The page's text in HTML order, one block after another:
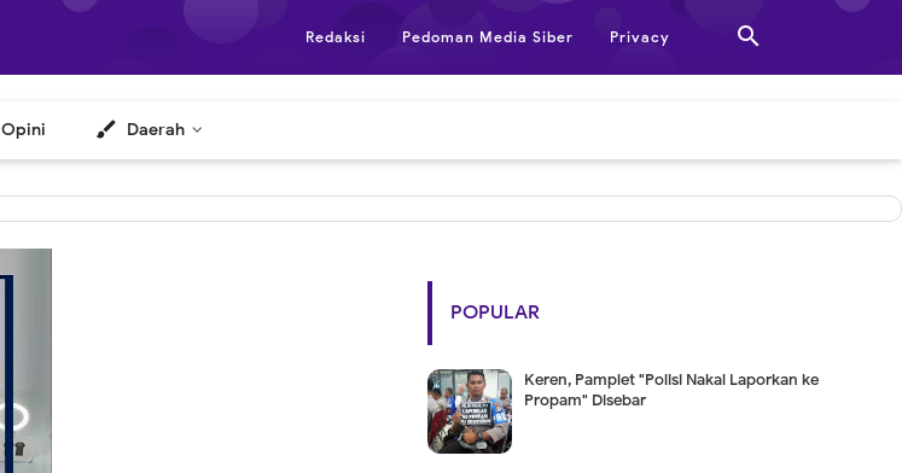

Redaksi Pedoman Media Siber Privacy
Opini brush Daerah
POPULAR
Keren, Pamplet "Polisi Nakal Laporkan ke
Propam" Disebar